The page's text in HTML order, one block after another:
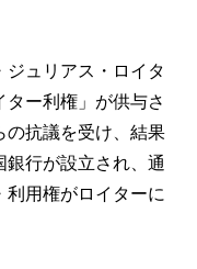
ュリアス・ロイタ
ター利権」が供与さ
の抗議を受け、結果
銀行が設立され、通
用権がロイターに